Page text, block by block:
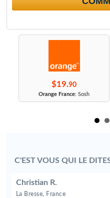
$19.90
Orange France: Sosh
C'EST VOUS QUI LE
Christian R.
La Bresse, France